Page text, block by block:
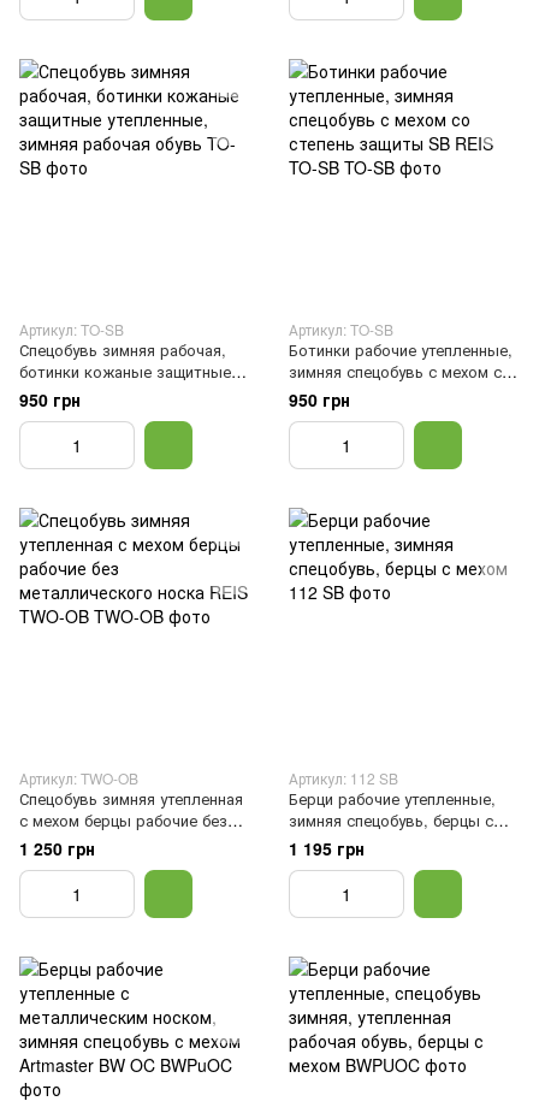
Артикул: TO-SB
Спецобувь зимняя рабочая,
ботинки кожаные защитные
утепленные, зимняя рабочая
обувь, Черный, 37
950 грн
Артикул: TO-SB
Ботинки рабочие утепленные,
зимняя спецобувь с мехом со
степень защиты SB REIS TO-
SB, Черный, 37
950 грн
Артикул: TWO-OB
Спецобувь зимняя утепленная
с мехом берцы рабочие без
металлического носка REIS
TWO-OB, Черный, 39
1 250 грн
Артикул: 112 SB
Берци рабочие утепленные,
зимняя спецобувь, берцы с
мехом, Черный, 47
1 195 грн